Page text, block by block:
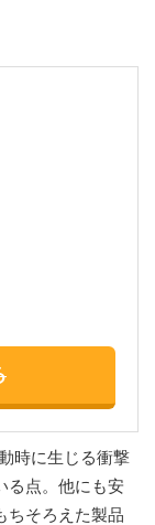
時に生じる衝撃
る点。他にも安
ちそろえた製品